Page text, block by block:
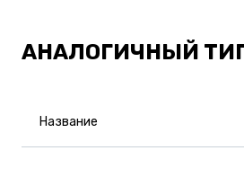
АНАЛОГИЧНЫЙ
Название